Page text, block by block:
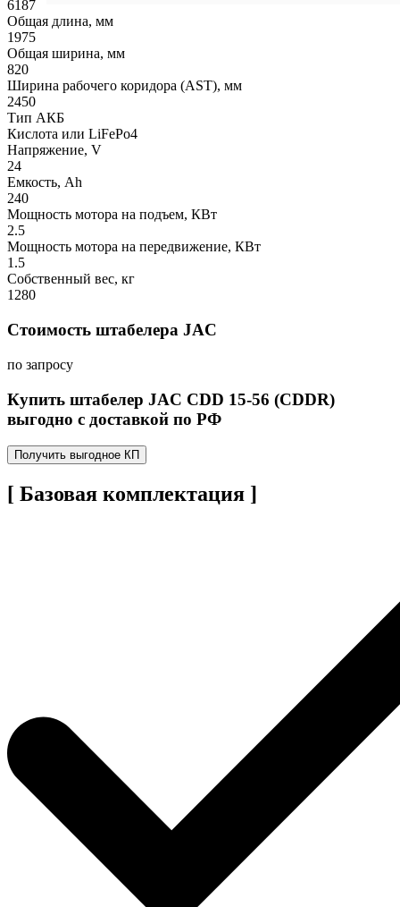
6187
Общая длина, мм
1975
Общая ширина, мм
820
Ширина рабочего коридора (AST), мм
2450
Тип АКБ
Кислота или LiFePo4
Напряжение, V
24
Емкость, Ah
240
Мощность мотора на подъем, КВт
2.5
Мощность мотора на передвижение, КВт
1.5
Собственный вес, кг
1280
Стоимость штабелера JAC
по запросу
Купить штабелер JAC CDD 15-56 (CDDR)
выгодно с доставкой по РФ
Получить выгодное КП
[ Базовая комплектация ]